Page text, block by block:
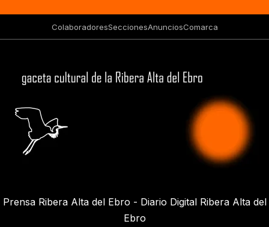
ColaboradoresSeccionesAnunciosComarca
Prensa Ribera Alta del Ebro - Diario Digital Ribera Alta del
Ebro